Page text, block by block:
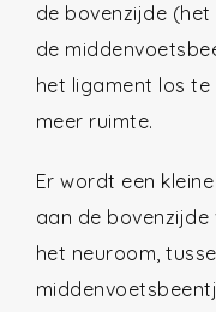
de bovenzijde (het
de
het ligament los
meer ruimte.
Er wordt een
aan de
het neuroom,